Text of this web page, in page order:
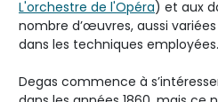
L'orchestre de l'Opéra) et aux
nombre d’œuvres, aussi
dans les techniques employées.
Degas commence à